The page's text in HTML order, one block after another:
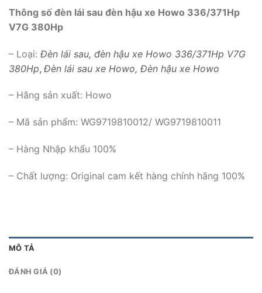
Thông số đèn lái sau đèn hậu xe Howo 336/371Hp
V7G 380Hp
– Loại: Đèn lái sau, đèn hậu xe Howo 336/371Hp V7G
380Hp, Đèn lái sau xe Howo, Đèn hậu xe Howo
– Hãng sản xuất: Howo
– Mã sản phẩm: WG9719810012/ WG9719810011
– Hàng Nhập khẩu 100%
– Chất lượng: Original cam kết hàng chính hãng 100%
MÔ TẢ
ĐÁNH GIÁ (0)